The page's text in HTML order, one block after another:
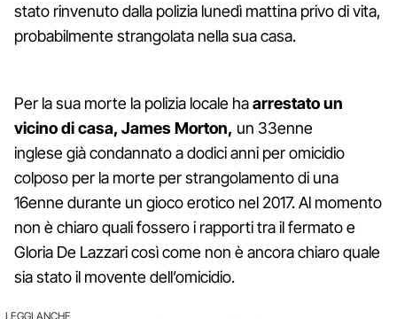
stato rinvenuto dalla polizia lunedì mattina privo di vita,
probabilmente strangolata nella sua casa.
Per la sua morte la polizia locale haarrestato un
vicino di casa, James Morton, un 33enne
inglese già condannato a dodici anni per omicidio
colposo per la morte per strangolamento di una
16enne durante un gioco erotico nel 2017. Al momento
non è chiaro quali fossero i rapporti tra il fermato e
Gloria De Lazzari così come non è ancora chiaro quale
sia stato il movente dell’omicidio.
LEGGI ANCHE